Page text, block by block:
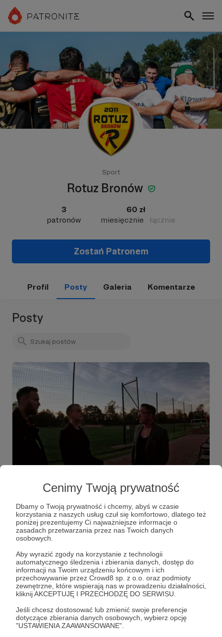
Cenimy Twoją prywatność
Dbamy o Twoją prywatność i chcemy, abyś w czasie
korzystania z naszych usług czuł się komfortowo, dlatego też
poniżej prezentujemy Ci najważniejsze informacje o
zasadach przetwarzania przez nas Twoich danych
osobowych.
Aby wyrazić zgody na korzystanie z technologii
automatycznego śledzenia i zbierania danych, dostęp do
informacji na Twoim urządzeniu końcowym i ich
przechowywanie przez Crowd8 sp. z o.o. oraz podmioty
zewnętrzne, które wspierają nas w prowadzeniu działalności,
kliknij AKCEPTUJĘ I PRZECHODZĘ DO SERWISU.
Jeśli chcesz dostosować lub zmienić swoje preferencje
dotyczące zbierania danych osobowych, wybierz opcję
"USTAWIENIA ZAAWANSOWANE".
Sport
Rotuz Bronów
3
patronów
60 zł
miesięcznie
łącznie
Zostań Patronem
Profil Posty Galeria Komentarze
Posty
"CHŁOPAKI NIE PŁACZĄ (ale to Rotuz
Bronów) - film promocyjny
Moglibyśmy napisać: “Cześć, jesteśmy Rotuz, wspierajcie
nas na Patronite, link poniżej”, ale nie. Cały czas chcemy
wychodzić poza schematy i robić coś niestandardowego
- mimo iż jesteśmy klubem z “okręgówki” i czasami nam
atmosfera, i z tego założenia wychodzimy.